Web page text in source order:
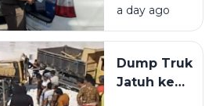
PUPR
Pamekasan,
Terkait
Proyek
a day ago
Dump Truk
Jatuh ke